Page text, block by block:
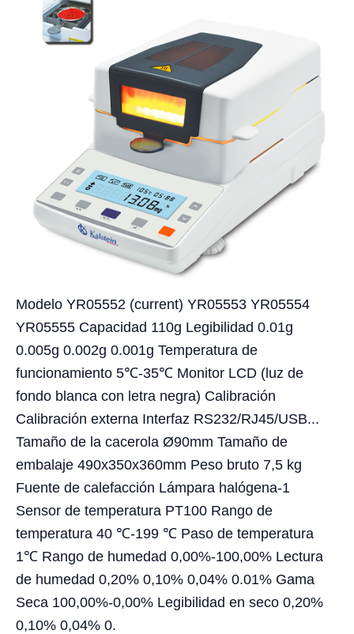
Modelo YR05552 (current) YR05553 YR05554
YR05555 Capacidad 110g Legibilidad 0.01g
0.005g 0.002g 0.001g Temperatura de
funcionamiento 5℃-35℃ Monitor LCD (luz de
fondo blanca con letra negra) Calibración
Calibración externa Interfaz RS232/RJ45/USB...
Tamaño de la cacerola Ø90mm Tamaño de
embalaje 490x350x360mm Peso bruto 7,5 kg
Fuente de calefacción Lámpara halógena-1
Sensor de temperatura PT100 Rango de
temperatura 40 ℃-199 ℃ Paso de temperatura
1℃ Rango de humedad 0,00%-100,00% Lectura
de humedad 0,20% 0,10% 0,04% 0.01% Gama
Seca 100,00%-0,00% Legibilidad en seco 0,20%
0,10% 0,04% 0.